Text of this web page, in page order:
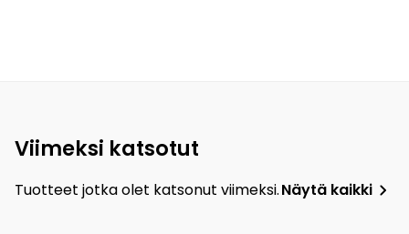
Viimeksi katsotut
Tuotteet jotka olet katsonut viimeksi.Näytä kaikki